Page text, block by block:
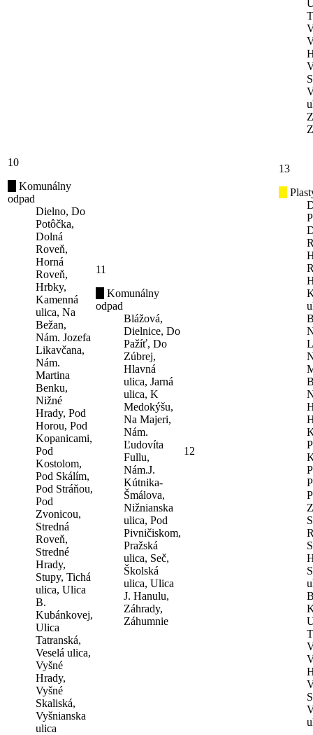
10
Komunálny
odpad
Dielno, Do
Potôčka,
Dolná
Roveň,
Horná
Roveň,
Hrbky,
Kamenná
ulica, Na
Bežan,
Nám. Jozefa
Likavčana,
Nám.
Martina
Benku,
Nižné
Hrady, Pod
Horou, Pod
Kopanicami,
Pod
Kostolom,
Pod Skálím,
Pod Stráňou,
Pod
Zvonicou,
Stredná
Roveň,
Stredné
Hrady,
Stupy, Tichá
ulica, Ulica
B.
Kubánkovej,
Ulica
Tatranská,
Veselá ulica,
Vyšné
Hrady,
Vyšné
Skaliská,
Vyšnianska
ulica
11
Komunálny
odpad
Blážová,
Dielnice, Do
Pažíť, Do
Zúbrej,
Hlavná
ulica, Jarná
ulica, K
Medokýšu,
Na Majeri,
Nám.
Ľudovíta
Fullu,
Nám.J.
Kútnika-
Šmálova,
Nižnianska
ulica, Pod
Pivničiskom,
Pražská
ulica, Seč,
Školská
ulica, Ulica
J. Hanulu,
Záhrady,
Záhumnie
12
13